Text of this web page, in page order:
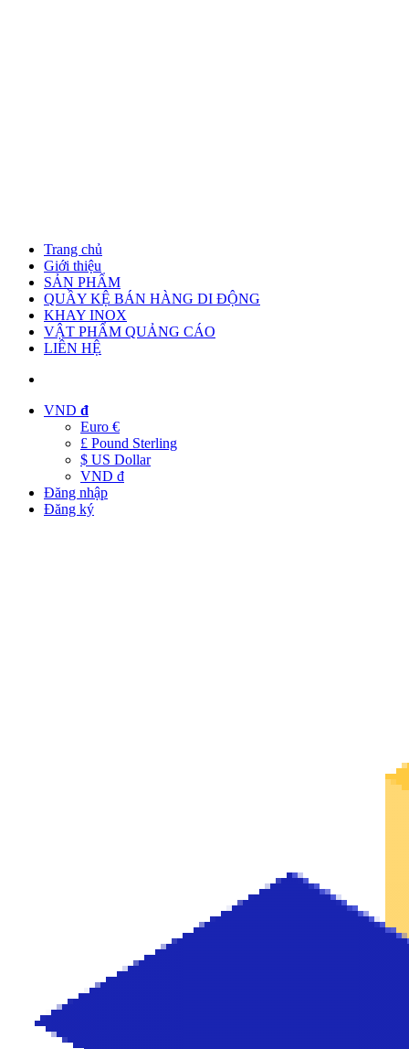
Trang chủ
Giới thiệu
SẢN PHẨM
QUẦY KỆ BÁN HÀNG DI ĐỘNG
KHAY INOX
VẬT PHẨM QUẢNG CÁO
LIÊN HỆ
VND đ
Euro €
£ Pound Sterling
$ US Dollar
VND đ
Đăng nhập
Đăng ký